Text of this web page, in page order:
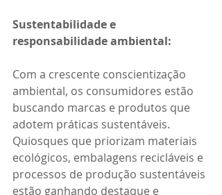
Sustentabilidade e
responsabilidade ambiental:
Com a crescente conscientização
ambiental, os consumidores estão
buscando marcas e produtos que
adotem práticas sustentáveis.
Quiosques que priorizam materiais
ecológicos, embalagens recicláveis e
processos de produção sustentáveis
estão ganhando destaque e